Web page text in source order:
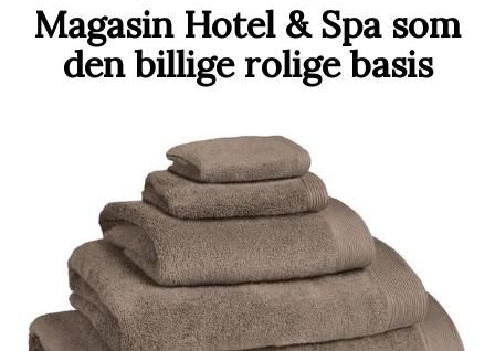
Magasin Hotel & Spa som
den billige rolige basis